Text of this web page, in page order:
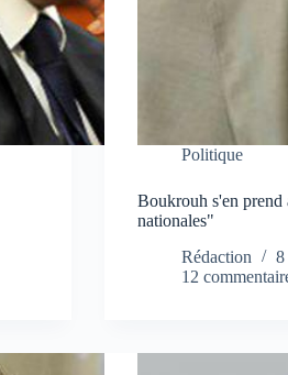
Politique
Boukrouh s'en prend
nationales"
Rédaction
8
12